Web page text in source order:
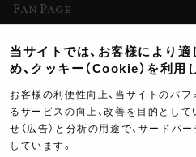
Fan Page
ヨシムラTV
イベント情報
イベントスケジュール
ツーリングブレイクタイム
当サイトでは、お客様により
め、クッキー（Cookie）を利用
お客様の利便性向上、当サイトのパ
るサービスの向上、改善を目的として
せ（広告）と分析の用途で、サードパ
しています。